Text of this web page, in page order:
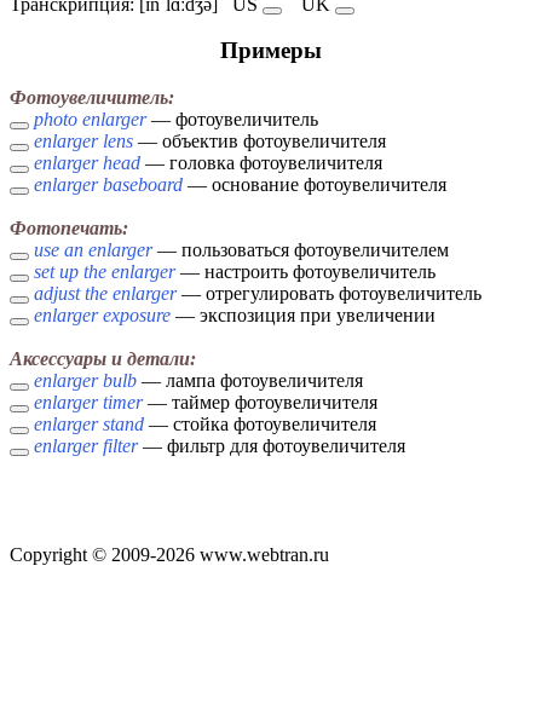
Примеры
Фотоувеличитель:
photo enlarger— фотоувеличитель
enlarger lens — объектив фотоувеличителя
enlarger head — головка фотоувеличителя
enlarger baseboard — основание фотоувеличителя
Фотопечать:
use an enlarger— пользоваться фотоувеличителем
set up the enlarger— настроить фотоувеличитель
adjust the enlarger— отрегулировать фотоувеличитель
enlarger exposure — экспозиция при увеличении
Аксессуары и детали:
enlarger bulb — лампа фотоувеличителя
enlarger timer— таймер фотоувеличителя
enlarger stand — стойка фотоувеличителя
enlarger filter— фильтр для фотоувеличителя
Copyright © 2009-2026 www.webtran.ru